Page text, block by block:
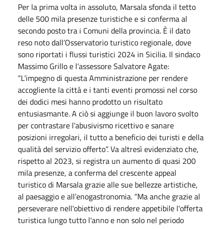
Per la prima volta in assoluto, Marsala sfonda il tetto
delle 500 mila presenze turistiche e si conferma al
secondo posto tra i Comuni della provincia. È il dato
reso noto dall’Osservatorio turistico regionale, dove
sono riportati i flussi turistici 2024 in Sicilia. Il sindaco
Massimo Grillo e l’assessore Salvatore Agate:
“L’impegno di questa Amministrazione per rendere
accogliente la città e i tanti eventi promossi nel corso
dei dodici mesi hanno prodotto un risultato
entusiasmante. A ciò si aggiunge il buon lavoro svolto
per contrastare l’abusivismo ricettivo e sanare
posizioni irregolari, il tutto a beneficio dei turisti e della
qualità del servizio offerto”. Va altresì evidenziato che,
rispetto al 2023, si registra un aumento di quasi 200
mila presenze, a conferma del crescente appeal
turistico di Marsala grazie alle sue bellezze artistiche,
al paesaggio e all’enogastronomia. “Ma anche grazie al
perseverare nell'obiettivo di rendere appetibile l'offerta
turistica lungo tutto l'anno e non solo nel periodo